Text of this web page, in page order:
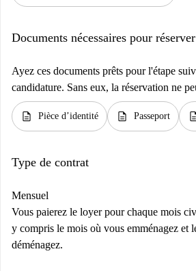
Documents nécessaires pour
Ayez ces documents prêts pour l'étape
candidature. Sans eux, la réservation ne
description Pièce d’identité description Passeport
Type de contrat
Mensuel
Vous paierez le loyer pour chaque mois
y compris le mois où vous emménagez et
déménagez.